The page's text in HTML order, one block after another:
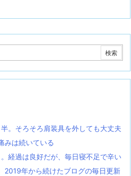
。そろそろ肩装具を外しても大丈夫
みは続いている
経過は良好だが、毎日寝不足で辛い
2019年から続けたブログの毎日更新